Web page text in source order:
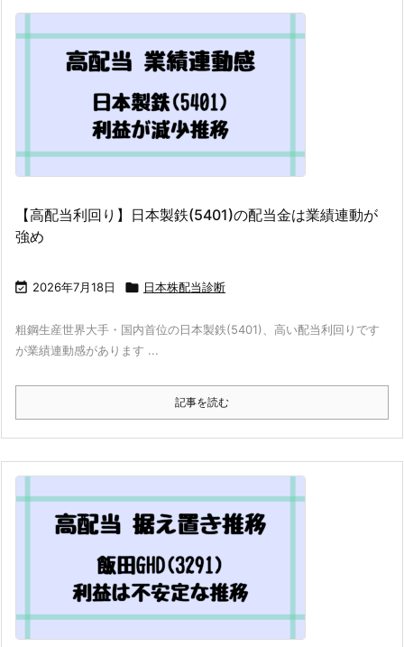
【高配当利回り】日本製鉄(5401)の配当金は業績連動が
強め
 2026年7月18日  日本株配当診断
粗鋼生産世界大手・国内首位の日本製鉄(5401)、高い配当利回りです
が業績連動感があります ...
記事を読む